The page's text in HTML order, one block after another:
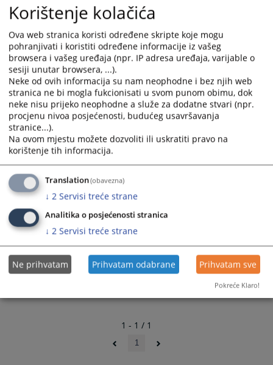
Banja Luka
Doboj
Istocno Sarajevo
Prijedor
Trebinje
Izmjene i dopune liste stečajnih upravnika-28.05.2026
1 - 1 / 1
1
Korištenje kolačića
Ova web stranica koristi određene skripte koje mogu
pohranjivati i koristiti određene informacije iz vašeg
browsera i vašeg uređaja (npr. IP adresa uređaja, varijable o
sesiji unutar browsera, ...).
Neke od ovih informacija su nam neophodne i bez njih web
stranica ne bi mogla fukcionisati u svom punom obimu, dok
neke nisu prijeko neophodne a služe za dodatne stvari (npr.
procjenu nivoa posjećenosti, budućeg usavršavanja
stranice...).
Na ovom mjestu možete dozvoliti ili uskratiti pravo na
korištenje tih informacija.
Translation(obavezna)
↓ 2 Servisi treće strane
Analitika o posjećenosti stranica
↓ 2 Servisi treće strane
Ne prihvatam Prihvatam odabrane Prihvatam sve
Pokreće Klaro!